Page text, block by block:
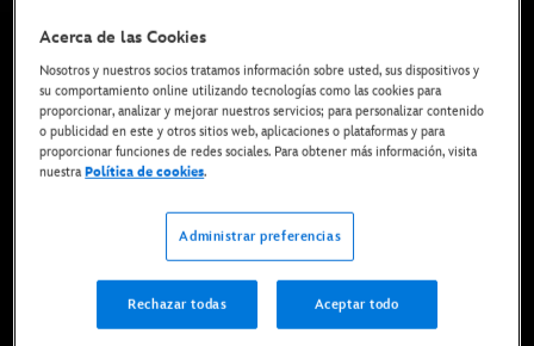
Ya disponible en Disney+*, DVD, Blu-ray y compra
digital
DISFRÚTALA EN DISNEY+
COMPRAR LA PELÍCULA
Acerca de las Cookies
Nosotros y nuestros socios tratamos información sobre usted, sus dispositivos y
su comportamiento online utilizando tecnologías como las cookies para
proporcionar, analizar y mejorar nuestros servicios; para personalizar contenido
o publicidad en este y otros sitios web, aplicaciones o plataformas y para
proporcionar funciones de redes sociales. Para obtener más información, visita
nuestraPolítica de cookies.
Administrar preferencias
Rechazar todas Aceptar todo